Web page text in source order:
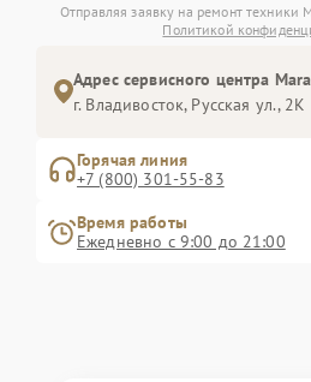
Отправляя заявку на ремонт техники
Политикой
Адрес сервисного центра
г. Владивосток, Русская ул., 2К
Горячая линия
+7 (800) 301-55-83
Время работы
Ежедневно с 9:00 до 21:00